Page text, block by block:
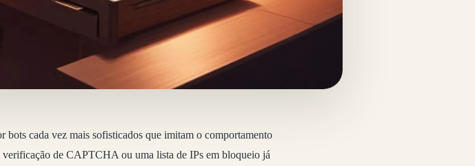
cada vez mais sofisticados que imitam o comportamento
de CAPTCHA ou uma lista de IPs em bloqueio já